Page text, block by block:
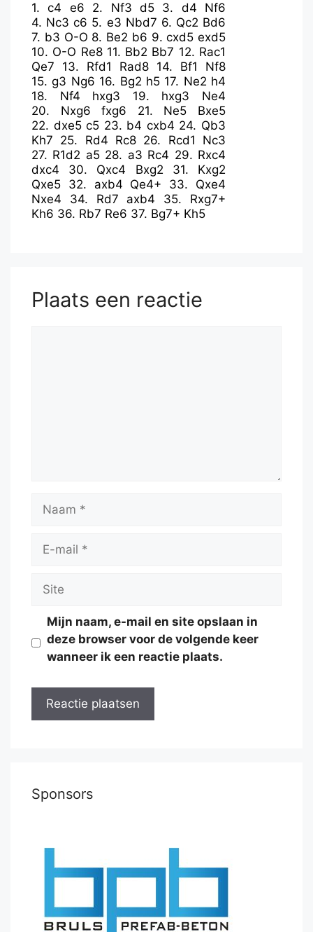
1.c4 e6 2. Nf3 d5 3. d4
Nf6
4. Nc3 c6 5. e3 Nbd7 6. Qc2 Bd6
7. b3 O-O 8. Be2 b6 9.cxd5 exd5
10. O-O Re8 11. Bb2 Bb7 12. Rac1
Qe7
13. Rfd1 Rad8 14. Bf1
Nf8
15.g3 Ng6 16. Bg2 h5 17. Ne2 h4
18. Nf4 hxg3 19. hxg3
Ne4
20. Nxg6 fxg6 21. Ne5
Bxe5
22. dxe5 c5 23. b4 cxb4 24. Qb3
Kh7 25. Rd4 Rc8 26. Rcd1
Nc3
27. R1d2 a5 28. a3 Rc4 29. Rxc4
dxc4
30. Qxc4 Bxg2 31. Kxg2
Qxe5 32. axb4 Qe4+ 33. Qxe4
Nxe4
34. Rd7 axb4 35. Rxg7+
Kh6 36. Rb7 Re6 37. Bg7+ Kh5
Plaats een reactie
Naam
Site
Mijn naam, e-mail en site opslaan in
deze browser voor de volgende keer
wanneer ik een reactie plaats.
Sponsors